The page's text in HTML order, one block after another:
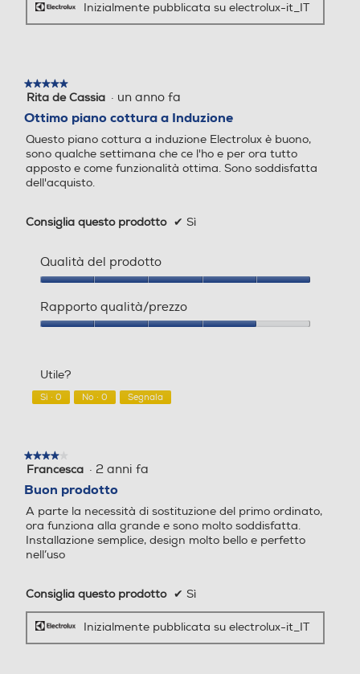
Inizialmente pubblicata su electrolux-it_IT
★★★★★
★★★★★
5
5
stelle.
Rita de Cassia · un anno fa
Ottimo piano cottura a Induzione
Questo piano cottura a induzione Electrolux è buono,
sono qualche settimana che ce l'ho e per ora tutto
apposto e come funzionalità ottima. Sono soddisfatta
dell'acquisto.
Consiglia questo prodotto ✔ Sì
Qualità del prodotto
del
prodotto,
Rapporto qualità/prezzo
su
5
Utile?
Sì · 0 No · 0 Segnala
★★★★★
★★★★★
4
5
stelle.
Francesca · 2 anni fa
Buon prodotto
A parte la necessità di sostituzione del primo ordinato,
ora funziona alla grande e sono molto soddisfatta.
Installazione semplice, design molto bello e perfetto
nell’uso
Consiglia questo prodotto ✔ Sì
Inizialmente pubblicata su electrolux-it_IT